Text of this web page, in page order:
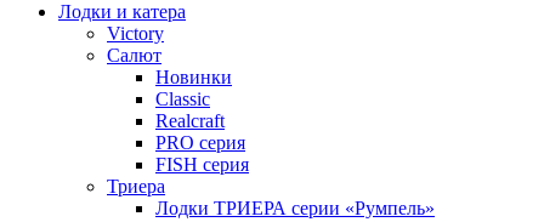
Лодки и катера
Victory
Салют
Новинки
Classic
Realcraft
PRO серия
FISH серия
Триера
Лодки ТРИЕРА серии «Румпель»